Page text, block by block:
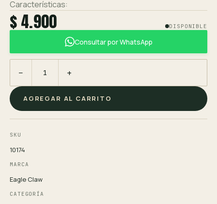
Características:
$ 4.900 DISPONIBLE
Consultar por WhatsApp
− +
AGREGAR AL CARRITO
SKU
10174
MARCA
Eagle Claw
CATEGORÍA